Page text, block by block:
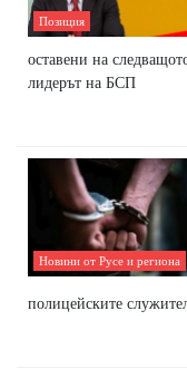
Позиция
оставени на
лидерът на БСП
Новини от Русе и региона
полицейските